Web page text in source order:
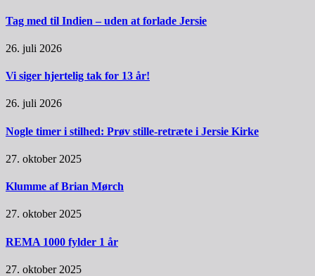
Tag med til Indien – uden at forlade Jersie
26. juli 2026
Vi siger hjertelig tak for 13 år!
26. juli 2026
Nogle timer i stilhed: Prøv stille-retræte i Jersie Kirke
27. oktober 2025
Klumme af Brian Mørch
27. oktober 2025
REMA 1000 fylder 1 år
27. oktober 2025